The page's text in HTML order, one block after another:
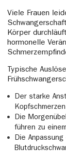
Viele Frauen
Körper
hormonelle
Typische
Der starke
Die
führen zu
Die